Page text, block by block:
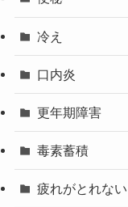
冷え
口内炎
更年期障害
毒素蓄積
疲れがとれない